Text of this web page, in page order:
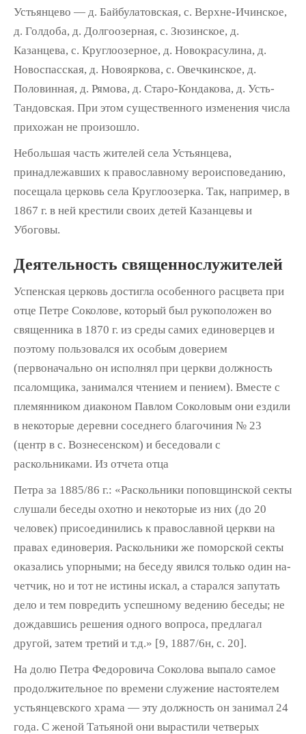
Устьянцево — д. Байбулатовская, с. Верхне-Ичинское,
д. Голдоба, д. Долгоозерная, с. Зюзинское, д.
Казанцева, с. Круглоозерное, д. Новокрасулина, д.
Новоспасская, д. Новояркова, с. Овечкинское, д.
Половинная, д. Рямова, д. Старо-Кондакова, д. Усть-
Тандовская. При этом существенного изменения числа
прихожан не произошло.
Небольшая часть жителей села Устьянцева,
принадлежавших к православному вероиспо­веданию,
посещала церковь села Круглоозерка. Так, например, в
1867 г. в ней крестили своих детей Казанцевы и
Убоговы.
Деятельность священнослужителей
Успенская церковь достигла особенного расцвета при
отце Петре Соколове, который был рукоположен во
священника в 1870 г. из среды самих единоверцев и
поэтому поль­зовался их особым доверием
(первоначально он исполнял при церкви должность
псалом­щика, занимался чтением и пением). Вместе с
племянником диаконом Павлом Соколовым они ездили
в некоторые деревни соседнего благочиния № 23
(центр в с. Вознесенском) и беседовали с
раскольниками. Из отчета отца
Петра за 1885/86 г.: «Раскольники поповщинской секты
слушали беседы охотно и некото­рые из них (до 20
человек) присоединились к православной церкви на
правах единоверия. Раскольники же поморской секты
оказались упорными; на беседу явился только один на­
четчик, но и тот не истины искал, а старался запутать
дело и тем повредить успешному ве­дению беседы; не
дождавшись решения одно­го вопроса, предлагал
другой, затем третий и т.д.» [9, 1887/6н, с. 20].
На долю Петра Федоровича Соколова вы­пало самое
продолжительное по времени служение настоятелем
устьянцевского хра­ма — эту должность он занимал 24
года. С же­ной Татьяной они вырастили четверых